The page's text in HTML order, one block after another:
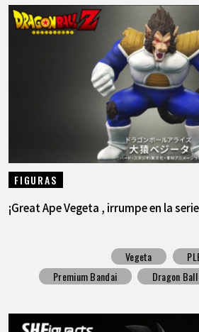
FIGURAS
¡Great Ape Vegeta , irrumpe en la
Vegeta
Premium Bandai
Dragon